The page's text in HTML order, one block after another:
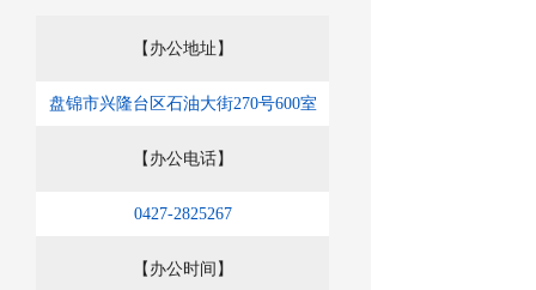
【办公地址】
盘锦市兴隆台区石油大街270号600室
【办公电话】
0427-2825267
【办公时间】